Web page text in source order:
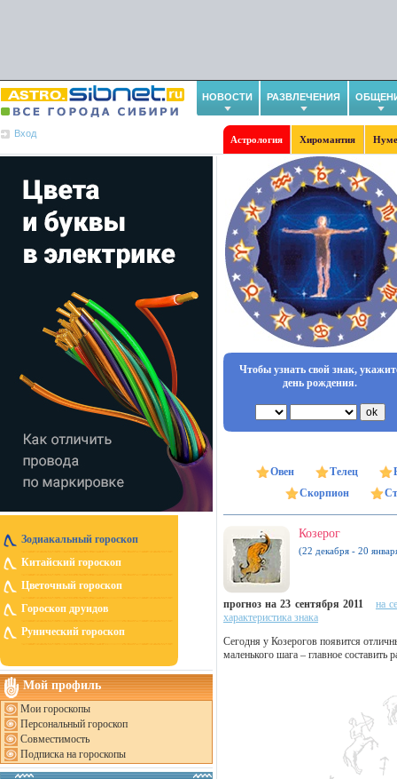
НОВОСТИ РАЗВЛЕЧЕНИЯ
Вход
Астрология Хиромантия
Зодиакальный гороскоп
Китайский гороскоп
Цветочный гороскоп
Гороскоп друидов
Рунический гороскоп
Мой профиль
Мои гороскопы
Персональный гороскоп
Совместимость
Подписка на гороскопы
Чтобы узнать свой знак,
день рождения.
Овен Телец
Скорпион
Козерог
(22 декабря - 20
прогноз на 23 сентября 2011
на
характеристика знака
Сегодня у Козерогов появится
маленького шага – главное составить